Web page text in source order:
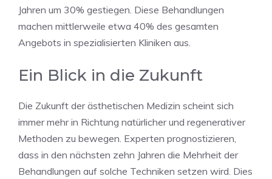
Jahren um 30% gestiegen. Diese Behandlungen
machen mittlerweile etwa 40% des gesamten
Angebots in spezialisierten Kliniken aus.
Ein Blick in die Zukunft
Die Zukunft der ästhetischen Medizin scheint sich
immer mehr in Richtung natürlicher und regenerativer
Methoden zu bewegen. Experten prognostizieren,
dass in den nächsten zehn Jahren die Mehrheit der
Behandlungen auf solche Techniken setzen wird. Dies